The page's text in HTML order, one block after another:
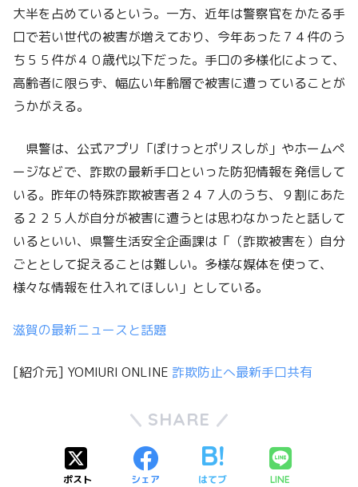
大半を占めているという。一方、近年は警察官をかたる手
口で若い世代の被害が増えており、今年あった７４件のう
ち５５件が４０歳代以下だった。手口の多様化によって、
高齢者に限らず、幅広い年齢層で被害に遭っていることが
うかがえる。
県警は、公式アプリ「ぽけっとポリスしが」やホームペ
ージなどで、詐欺の最新手口といった防犯情報を発信して
いる。昨年の特殊詐欺被害者２４７人のうち、９割にあた
る２２５人が自分が被害に遭うとは思わなかったと話して
いるといい、県警生活安全企画課は「（詐欺被害を）自分
ごととして捉えることは難しい。多様な媒体を使って、
様々な情報を仕入れてほしい」としている。
滋賀の最新ニュースと話題
[紹介元] YOMIURI ONLINE 詐欺防止へ最新手口共有
SHARE
ポスト シェア はてブ LINE